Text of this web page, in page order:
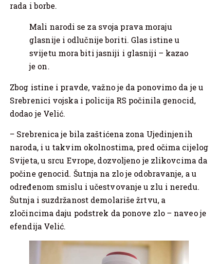
rada i borbe.
Mali narodi se za svoja prava moraju
glasnije i odlučnije boriti. Glas istine u
svijetu mora biti jasniji i glasniji – kazao
je on.
Zbog istine i pravde, važno je da ponovimo da je u
Srebrenici vojska i policija RS počinila genocid,
dodao je Velić.
– Srebrenica je bila zaštićena zona Ujedinjenih
naroda, i u takvim okolnostima, pred očima cijelog
Svijeta, u srcu Evrope, dozvoljeno je zlikovcima da
počine genocid. Šutnja na zlo je odobravanje, a u
određenom smislu i učestvovanje u zlu i neredu.
Šutnja i suzdržanost demolariše žrtvu, a
zločincima daju podstrek da ponove zlo – naveo je
efendija Velić.